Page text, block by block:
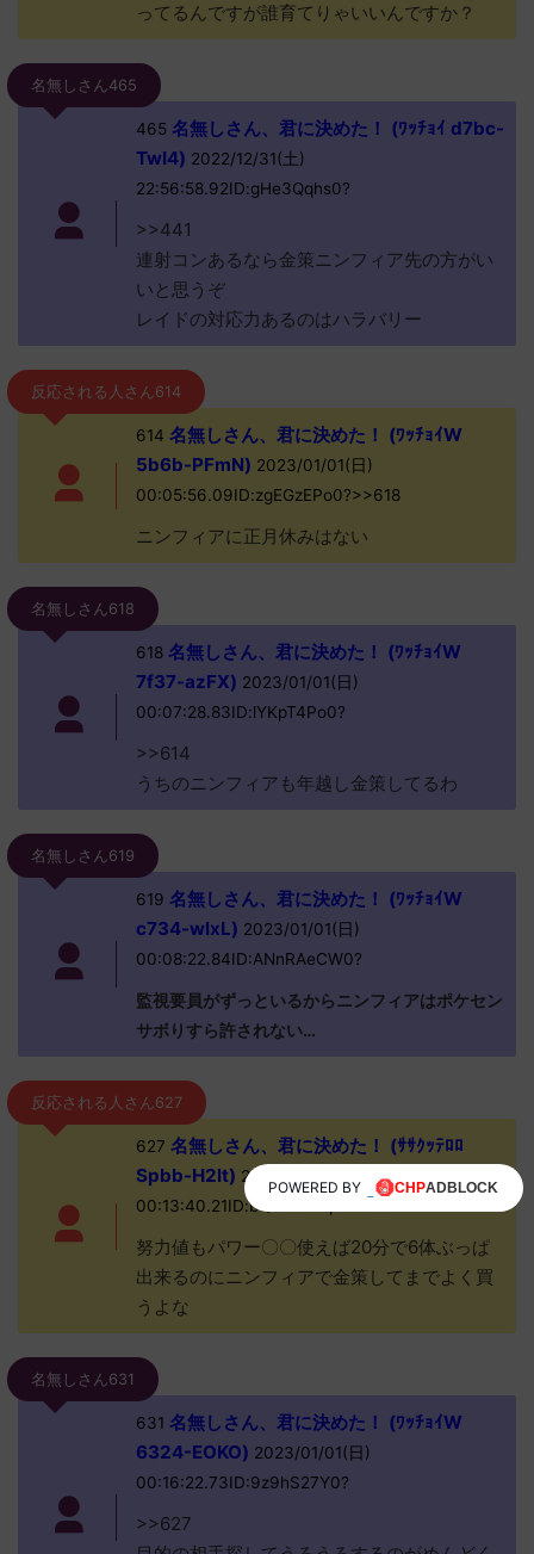
ってるんですが誰育てりゃいいんですか？
名無しさん465
465名無しさん、君に決めた！ (ﾜｯﾁｮｲ d7bc-
TwI4) 2022/12/31(土)
22:56:58.92ID:gHe3Qqhs0?
>>441
連射コンあるなら金策ニンフィア先の方がい
いと思うぞ
レイドの対応力あるのはハラバリー
反応される人さん614
614 名無しさん、君に決めた！ (ﾜｯﾁｮｲW
5b6b-PFmN) 2023/01/01(日)
00:05:56.09ID:zgEGzEPo0?>>618
ニンフィアに正月休みはない
名無しさん618
618名無しさん、君に決めた！ (ﾜｯﾁｮｲW
7f37-azFX) 2023/01/01(日)
00:07:28.83ID:lYKpT4Po0?
>>614
うちのニンフィアも年越し金策してるわ
名無しさん619
619 名無しさん、君に決めた！ (ﾜｯﾁｮｲW
c734-wlxL) 2023/01/01(日)
00:08:22.84ID:ANnRAeCW0?
監視要員がずっといるからニンフィアはポケセン
サボりすら許されない…
反応される人さん627
627 名無しさん、君に決めた！ (ｻｻｸｯﾃﾛﾛ
Spbb-H2lt) 2023/01/01(日)
00:13:40.21ID:bQDthoxwp?>>631
努力値もパワー〇〇使えば20分で6体ぶっぱ
出来るのにニンフィアで金策してまでよく買
うよな
名無しさん631
631 名無しさん、君に決めた！ (ﾜｯﾁｮｲW
6324-EOKO) 2023/01/01(日)
00:16:22.73ID:9z9hS27Y0?
>>627
POWERED BY